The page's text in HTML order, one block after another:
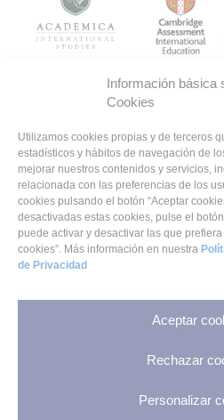
Información básica
Cookies
Utilizamos cookies propias y de terceros
estadísticos y hábitos de navegación de
mejorar nuestros contenidos y servicios,
relacionada con las preferencias de los
cookies pulsando el botón “Aceptar
desactivadas estas cookies, pulse el
puede activar y desactivar las que
cookies”. Más información en nuestra
de Privacidad
Aceptar
Rechazar
Personalizar
CONTACTO
Colegio Virgen del Remedio
- Av. Lisboa, 2, 28924 - Alcorcón,
- (+34) 91 619 59 17
- info@colegiotrinitarias.com